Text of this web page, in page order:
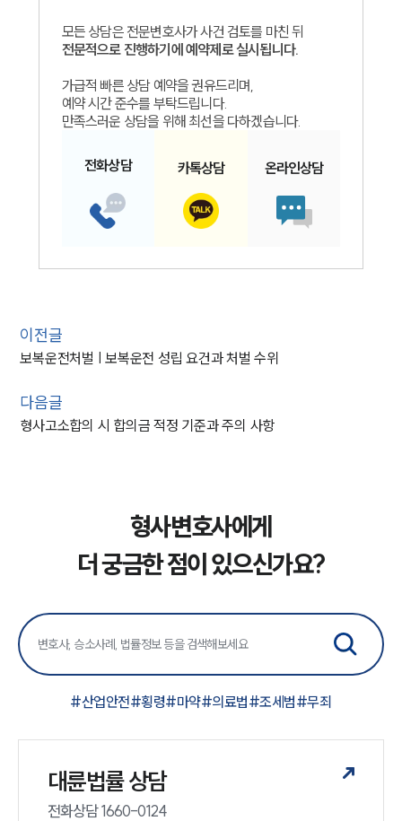
모든 상담은 전문변호사가 사건 검토를 마친 뒤
전문적으로 진행하기에 예약제로 실시됩니다.
가급적 빠른 상담 예약을 권유드리며,
예약 시간 준수를 부탁드립니다.
만족스러운 상담을 위해 최선을 다하겠습니다.
전화상담 카톡상담 온라인상담
이전글
보복운전처벌 | 보복운전 성립 요건과 처벌 수위
다음글
형사고소합의 시 합의금 적정 기준과 주의 사항
형사변호사에게
더 궁금한 점이 있으신가요?
#산업안전#횡령#마약#의료법#조세범#무죄
대륜법률 상담
전화상담 1660-0124